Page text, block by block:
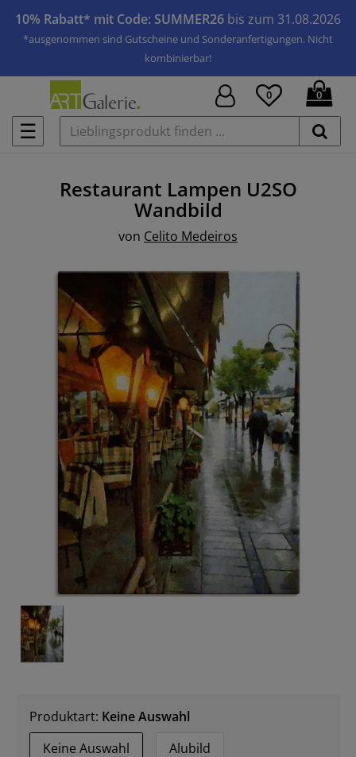
10% Rabatt* mit Code: SUMMER26 bis zum 31.08.2026
*ausgenommen sind Gutscheine und Sonderanfertigungen. Nicht
kombinierbar!
☰
0 0
Restaurant Lampen U2SO
Wandbild
von Celito Medeiros
Produktart: Keine Auswahl
Keine Auswahl
Alubild